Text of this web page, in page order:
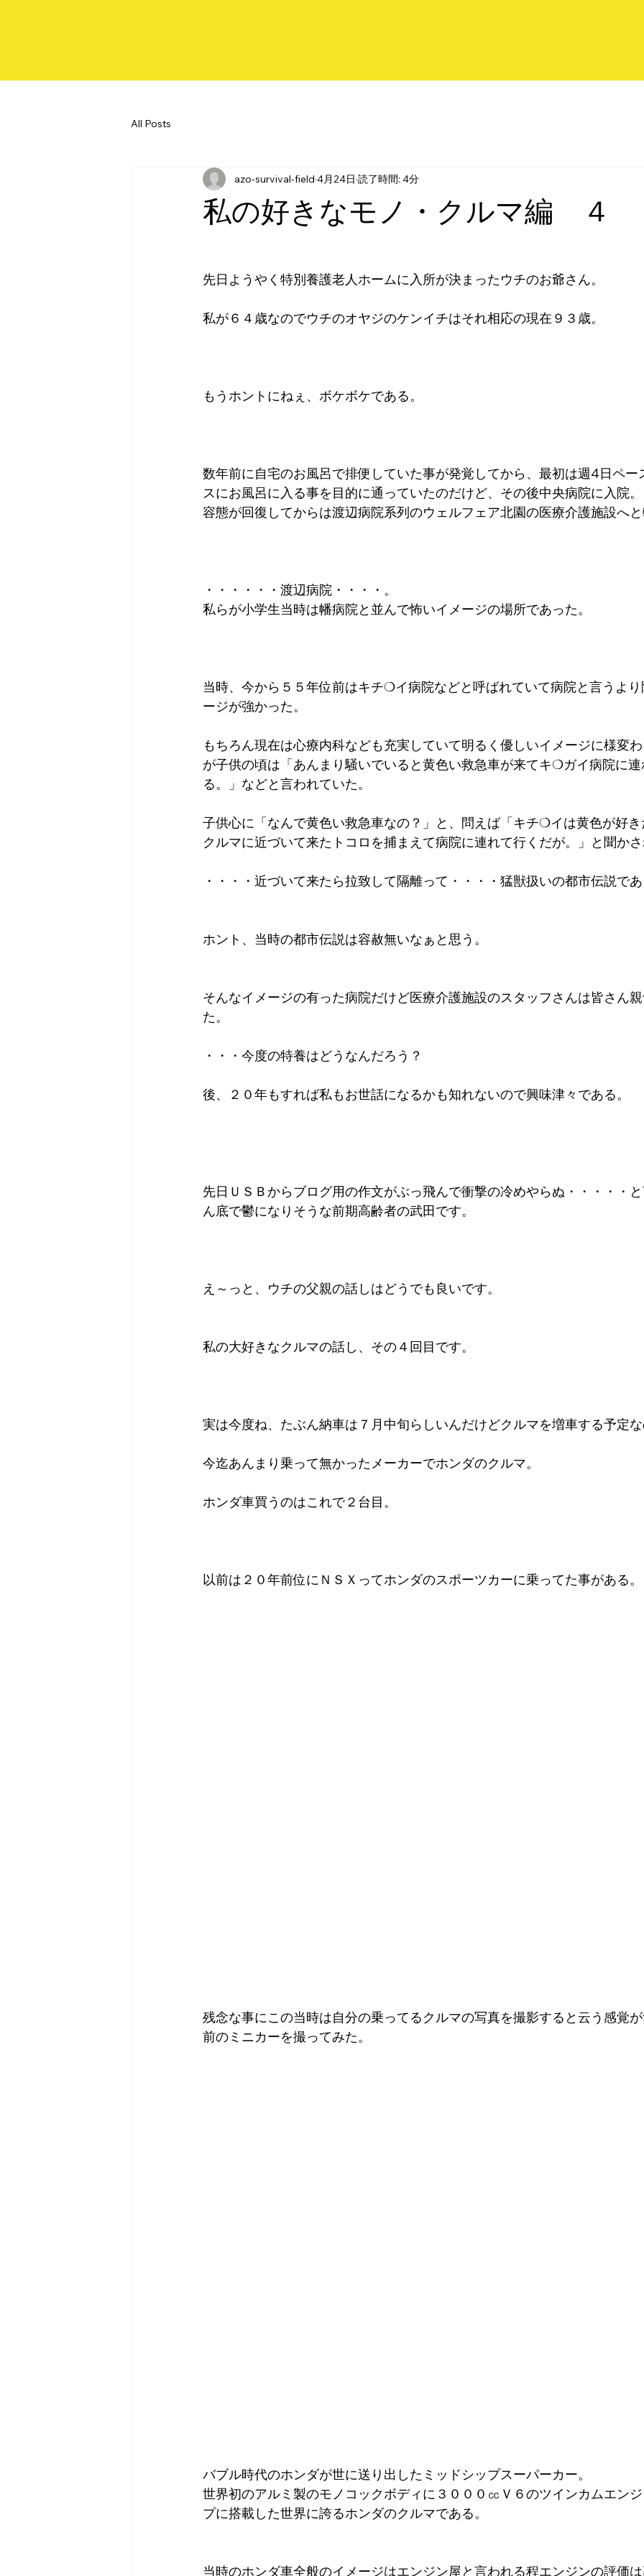
All Posts
私の好きなモノ・クルマ編 ４
azo-survival-field 4月24日 読了時間: 4分
先日ようやく特別養護老人ホームに入所が決まったウチのお爺さん。
私が６４歳なのでウチのオヤジのケンイチはそれ相応の現在９３歳。
もうホントにねぇ、ボケボケである。
数年前に自宅のお風呂で排便していた事が発覚してから、最初は週4日ペー
スにお風呂に入る事を目的に通っていたのだけど、その後中央病院に入院。
容態が回復してからは渡辺病院系列のウェルフェア北園の医療介護施設へ
・・・・・・渡辺病院・・・・。
私らが小学生当時は幡病院と並んで怖いイメージの場所であった。
当時、今から５５年位前はキチ❍イ病院などと呼ばれていて病院と言うよ
ージが強かった。
もちろん現在は心療内科なども充実していて明るく優しいイメージに様変
が子供の頃は「あんまり騒いでいると黄色い救急車が来てキ❍ガイ病院に
る。」などと言われていた。
子供心に「なんで黄色い救急車なの？」と、問えば「キチ❍イは黄色が好
クルマに近づいて来たトコロを捕まえて病院に連れて行くだが。」と聞か
・・・・近づいて来たら拉致して隔離って・・・・猛獣扱いの都市伝説で
ホント、当時の都市伝説は容赦無いなぁと思う。
そんなイメージの有った病院だけど医療介護施設のスタッフさんは皆さん
た。
・・・今度の特養はどうなんだろう？
後、２０年もすれば私もお世話になるかも知れないので興味津々である。
先日ＵＳＢからブログ用の作文がぶっ飛んで衝撃の冷めやらぬ・・・・・
ん底で鬱になりそうな前期高齢者の武田です。
え～っと、ウチの父親の話しはどうでも良いです。
私の大好きなクルマの話し、その４回目です。
実は今度ね、たぶん納車は７月中旬らしいんだけどクルマを増車する予定
今迄あんまり乗って無かったメーカーでホンダのクルマ。
ホンダ車買うのはこれで２台目。
以前は２０年前位にＮＳＸってホンダのスポーツカーに乗ってた事がある。
残念な事にこの当時は自分の乗ってるクルマの写真を撮影すると云う感覚
前のミニカーを撮ってみた。
バブル時代のホンダが世に送り出したミッドシップスーパーカー。
世界初のアルミ製のモノコックボディに３０００㏄Ｖ６のツインカムエン
プに搭載した世界に誇るホンダのクルマである。
当時のホンダ車全般のイメージはエンジン屋と言われる程エンジンの評価